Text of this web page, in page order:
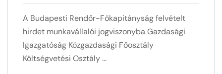
A Budapesti Rendőr-Főkapitányság felvételt
hirdet munkavállalói jogviszonyba Gazdasági
Igazgatóság Közgazdasági Főosztály
Költségvetési Osztály ...